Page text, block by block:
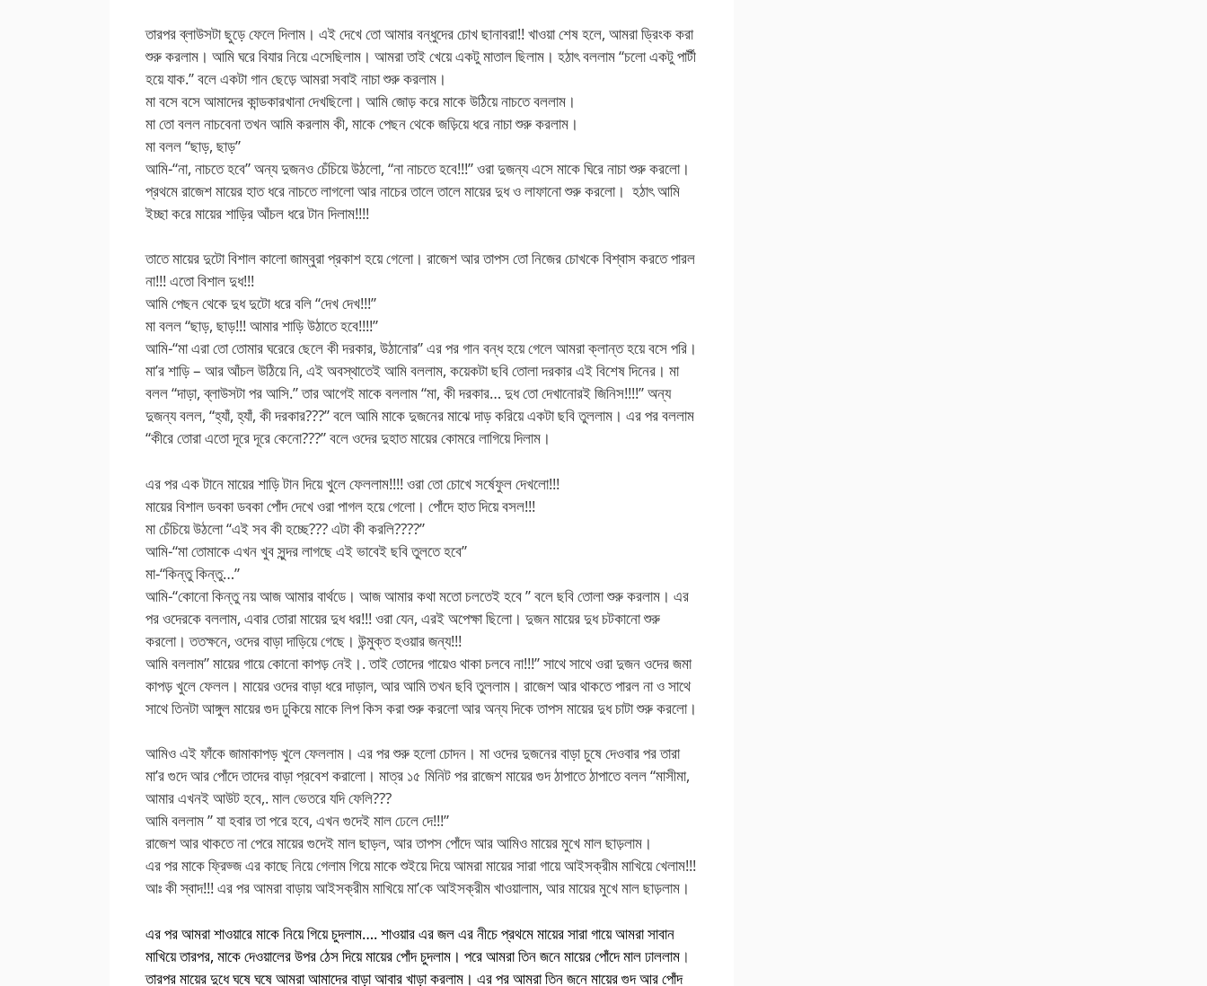
তারপর ব্লাউসটা ছুড়ে ফেলে দিলাম। এই দেখে তো আমার বন্ধুদের চোখ ছানাবরা!! খাওয়া শেষ হলে, আমরা ড্রিংক করা
শুরু করলাম। আমি ঘরে বিযার নিয়ে এসেছিলাম। আমরা তাই খেয়ে একটু মাতাল ছিলাম। হঠাৎ বললাম “চলো একটু পার্টী
হয়ে যাক.” বলে একটা গান ছেড়ে আমরা সবাই নাচা শুরু করলাম।
মা বসে বসে আমাদের কান্ডকারখানা দেখছিলো। আমি জোড় করে মাকে উঠিয়ে নাচতে বললাম।
মা তো বলল নাচবেনা তখন আমি করলাম কী, মাকে পেছন থেকে জড়িয়ে ধরে নাচা শুরু করলাম।
মা বলল “ছাড়, ছাড়”
আমি-“না, নাচতে হবে” অন্য দুজনও চেঁচিয়ে উঠলো, “না নাচতে হবে!!!” ওরা দুজন্য এসে মাকে ঘিরে নাচা শুরু করলো।
প্রথমে রাজেশ মায়ের হাত ধরে নাচতে লাগলো আর নাচের তালে তালে মায়ের দুধ ও লাফানো শুরু করলো। হঠাৎ আমি
ইচ্ছা করে মায়ের শাড়ির আঁচল ধরে টান দিলাম!!!!
তাতে মায়ের দুটো বিশাল কালো জাম্বুরা প্রকাশ হয়ে গেলো। রাজেশ আর তাপস তো নিজের চোখকে বিশ্বাস করতে পারল
না!!! এতো বিশাল দুধ!!!
আমি পেছন থেকে দুধ দুটো ধরে বলি “দেখ দেখ!!!”
মা বলল “ছাড়, ছাড়!!! আমার শাড়ি উঠাতে হবে!!!!”
আমি-“মা এরা তো তোমার ঘরেরে ছেলে কী দরকার, উঠানোর” এর পর গান বন্ধ হয়ে গেলে আমরা ক্লান্ত হয়ে বসে পরি।
মা’র শাড়ি – আর আঁচল উঠিয়ে নি, এই অবস্থাতেই আমি বললাম, কয়েকটা ছবি তোলা দরকার এই বিশেষ দিনের। মা
বলল “দাড়া, ব্লাউসটা পর আসি.” তার আগেই মাকে বললাম “মা, কী দরকার… দুধ তো দেখানোরই জিনিস!!!!” অন্য
দুজন্য বলল, “হ্যাঁ, হ্যাঁ, কী দরকার???” বলে আমি মাকে দুজনের মাঝে দাড় করিয়ে একটা ছবি তুললাম। এর পর বললাম
“কীরে তোরা এতো দূরে দূরে কেনো???” বলে ওদের দুহাত মায়ের কোমরে লাগিয়ে দিলাম।
এর পর এক টানে মায়ের শাড়ি টান দিয়ে খুলে ফেললাম!!!! ওরা তো চোখে সর্ষেফুল দেখলো!!!
মায়ের বিশাল ডবকা ডবকা পোঁদ দেখে ওরা পাগল হয়ে গেলো। পোঁদে হাত দিয়ে বসল!!!
মা চেঁচিয়ে উঠলো “এই সব কী হচ্ছে??? এটা কী করলি????”
আমি-“মা তোমাকে এখন খুব সুন্দর লাগছে এই ভাবেই ছবি তুলতে হবে”
মা-“কিন্তু কিন্তু…”
আমি-“কোনো কিন্তু নয় আজ আমার বার্থডে। আজ আমার কথা মতো চলতেই হবে ” বলে ছবি তোলা শুরু করলাম। এর
পর ওদেরকে বললাম, এবার তোরা মায়ের দুধ ধর!!! ওরা যেন, এরই অপেক্ষা ছিলো। দুজন মায়ের দুধ চটকানো শুরু
করলো। ততক্ষনে, ওদের বাড়া দাড়িয়ে গেছে। উন্মুক্ত হওয়ার জন্য!!!
আমি বললাম” মায়ের গায়ে কোনো কাপড় নেই।. তাই তোদের গায়েও থাকা চলবে না!!!” সাথে সাথে ওরা দুজন ওদের জমা
কাপড় খুলে ফেলল। মায়ের ওদের বাড়া ধরে দাড়াল, আর আমি তখন ছবি তুললাম। রাজেশ আর থাকতে পারল না ও সাথে
সাথে তিনটা আঙ্গুল মায়ের গুদ ঢুকিয়ে মাকে লিপ কিস করা শুরু করলো আর অন্য দিকে তাপস মায়ের দুধ চাটা শুরু করলো।
আমিও এই ফাঁকে জামাকাপড় খুলে ফেললাম। এর পর শুরু হলো চোদন। মা ওদের দুজনের বাড়া চুষে দেওবার পর তারা
মা’র গুদে আর পোঁদে তাদের বাড়া প্রবেশ করালো। মাত্র ১৫ মিনিট পর রাজেশ মায়ের গুদ ঠাপাতে ঠাপাতে বলল “মাসীমা,
আমার এখনই আউট হবে,. মাল ভেতরে যদি ফেলি???
আমি বললাম ” যা হবার তা পরে হবে, এখন গুদেই মাল ঢেলে দে!!!”
রাজেশ আর থাকতে না পেরে মায়ের গুদেই মাল ছাড়ল, আর তাপস পোঁদে আর আমিও মায়ের মুখে মাল ছাড়লাম।
এর পর মাকে ফ্রিড্জ এর কাছে নিয়ে গেলাম গিয়ে মাকে শুইয়ে দিয়ে আমরা মায়ের সারা গায়ে আইসক্রীম মাখিয়ে খেলাম!!!
আঃ কী স্বাদ!!! এর পর আমরা বাড়ায় আইসক্রীম মাখিয়ে মা’কে আইসক্রীম খাওয়ালাম, আর মায়ের মুখে মাল ছাড়লাম।
এর পর আমরা শাওয়ারে মাকে নিয়ে গিয়ে চুদলাম…. শাওয়ার এর জল এর নীচে প্রথমে মায়ের সারা গায়ে আমরা সাবান
মাখিয়ে তারপর, মাকে দেওয়ালের উপর ঠেস দিয়ে মায়ের পোঁদ চুদলাম। পরে আমরা তিন জনে মায়ের পোঁদে মাল ঢাললাম ।
তারপর মায়ের দুধে ঘষে ঘষে আমরা আমাদের বাড়া আবার খাড়া করলাম। এর পর আমরা তিন জনে মায়ের গুদ আর পোঁদ